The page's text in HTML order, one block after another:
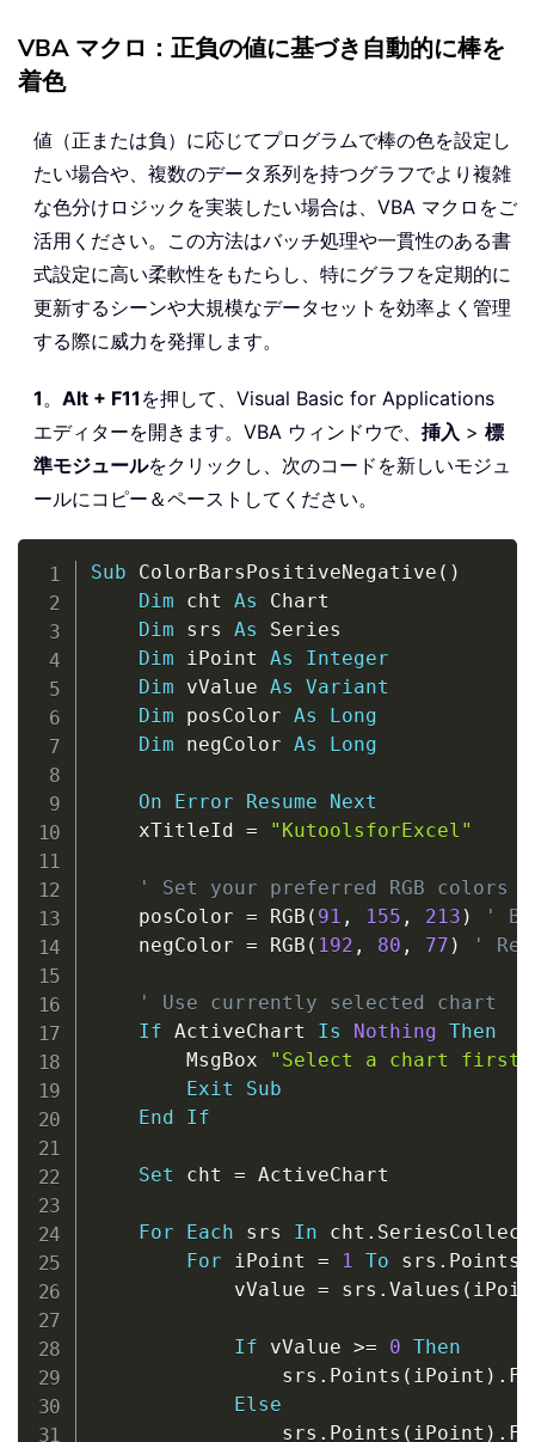
VBA マクロ：正負の値に基づき自動的に棒を
着色
値（正または負）に応じてプログラムで棒の色を設定し
たい場合や、複数のデータ系列を持つグラフでより複雑
な色分けロジックを実装したい場合は、VBA マクロをご
活用ください。この方法はバッチ処理や一貫性のある書
式設定に高い柔軟性をもたらし、特にグラフを定期的に
更新するシーンや大規模なデータセットを効率よく管理
する際に威力を発揮します。
1 。 Alt + F11 を押して、Visual Basic for Applications
エディターを開きます。VBA ウィンドウで、 挿入 > 標
準モジュールをクリックし、次のコードを新しいモジュ
ールにコピー＆ペーストしてください。
Sub ColorBarsPositiveNegative ( )
Dim cht As Chart
Dim srs As Series
Dim iPoint As
Integer
Dim vValue As
Variant
Dim posColor As
Long
Dim negColor As Long
On Error Resume
Next
    xTitleId
= "KutoolsforExcel"
' Set your preferred RGB colors
    posColor
= RGB ( 91 , 155 , 213 )
'
    negColor
= RGB ( 192 , 80 , 77 ) '
' Use currently selected chart
If ActiveChart Is Nothing Then
        MsgBox
"Select a chart
Exit
Sub
End
If
Set cht = ActiveChart
For Each srs In cht .
For iPoint = 1 To srs . Points
            vValue
= srs . Values (
If vValue >= 0 Then
                srs
. Points ( iPoint ) .
Else
                srs
. Points ( iPoint ) .
Copy